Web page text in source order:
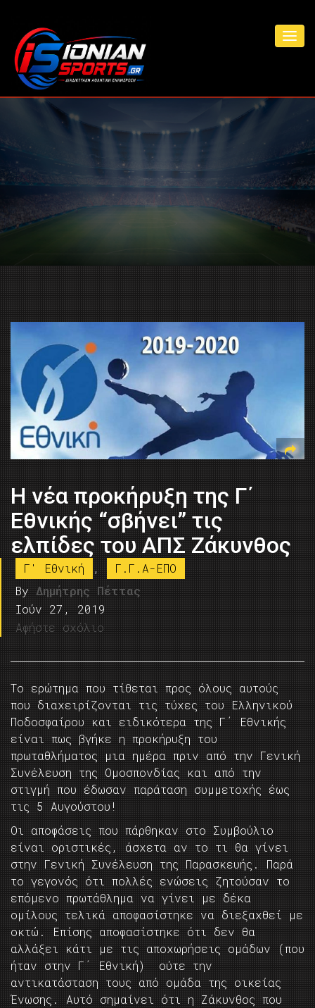
Η νέα προκήρυξη της Γ΄
Εθνικής “σβήνει” τις
ελπίδες του ΑΠΣ Ζάκυνθος
Γ' Εθνική ,
Γ.Γ.Α-ΕΠΟ
By Δημήτρης Πέττας
Ιούν 27, 2019
Αφήστε σχόλιο
Το ερώτημα που τίθεται προς όλους αυτούς
που διαχειρίζονται τις τύχες του Ελληνικού
Ποδοσφαίρου και ειδικότερα της Γ΄ Εθνικής
είναι πως βγήκε η προκήρυξη του
πρωταθλήματος μια ημέρα πριν από την Γενική
Συνέλευση της Ομοσπονδίας και από την
στιγμή που έδωσαν παράταση συμμετοχής έως
τις 5 Αυγούστου!
Οι αποφάσεις που πάρθηκαν στο Συμβούλιο
είναι οριστικές, άσχετα αν το τι θα γίνει
στην Γενική Συνέλευση της Παρασκευής. Παρά
το γεγονός ότι πολλές ενώσεις ζητούσαν το
επόμενο πρωτάθλημα να γίνει με δέκα
ομίλους τελικά αποφασίστηκε να διεξαχθεί με
οκτώ. Επίσης αποφασίστηκε ότι δεν θα
αλλάξει κάτι με τις αποχωρήσεις ομάδων (που
ήταν στην Γ΄ Εθνική) ούτε την
αντικατάσταση τους από ομάδα της οικείας
Ένωσης. Αυτό σημαίνει ότι η Ζάκυνθος που